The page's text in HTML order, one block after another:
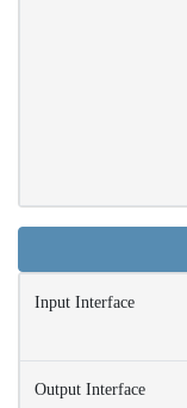
Input Interface
Output Interface